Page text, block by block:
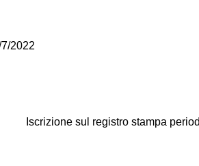
2022
Iscrizione sul registro stampa